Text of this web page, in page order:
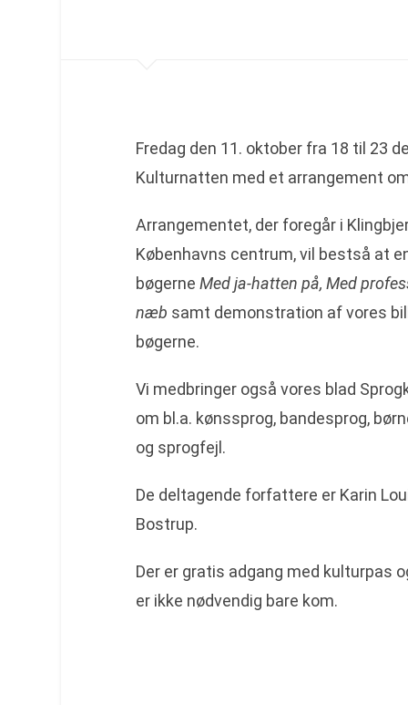
Fredag den 11. oktober fra 18 til 23
Kulturnatten med et arrangement
Arrangementet, der foregår i
Københavns centrum, vil bestså at
bøgerne Med ja-hatten på, Med
næb samt demonstration af vores
bøgerne.
Vi medbringer også vores blad
om bl.a. kønssprog, bandesprog,
og sprogfejl.
De deltagende forfattere er Karin
Bostrup.
Der er gratis adgang med kulturpas
er ikke nødvendig bare kom.